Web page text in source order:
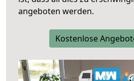
angeboten werden.
Kostenlose